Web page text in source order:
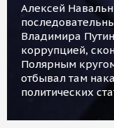
Алексей
Владимира
коррупцией,
Полярным
отбывал там
политических